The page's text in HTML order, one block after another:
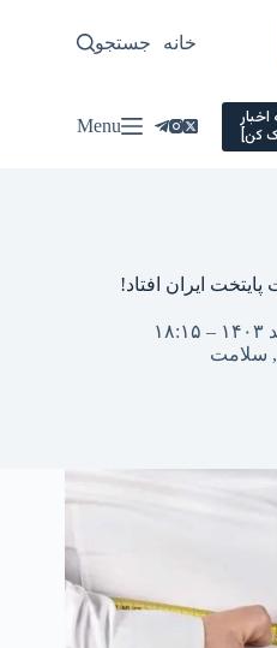
خانه سیاسی
جستجو
کن] Menu
ایران افتاد!
, سلامت